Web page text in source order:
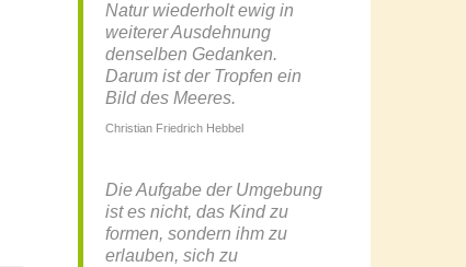
Natur wiederholt ewig in
weiterer Ausdehnung
denselben Gedanken.
Darum ist der Tropfen ein
Bild des Meeres.
Christian Friedrich Hebbel
Die Aufgabe der Umgebung
ist es nicht, das Kind zu
formen, sondern ihm zu
erlauben, sich zu